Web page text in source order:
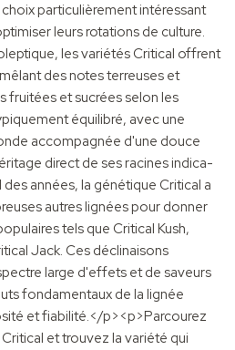
particulièrement intéressant
leurs rotations de culture.
les variétés Critical offrent
des notes terreuses et
fruitées et sucrées selon les
équilibré, avec une
accompagnée d'une douce
direct de ses racines indica-
années, la génétique Critical a
autres lignées pour donner
tels que Critical Kush,
Jack. Ces déclinaisons
large d'effets et de saveurs
fondamentaux de la lignée
et fiabilité.</p><p>Parcourez
et trouvez la variété qui